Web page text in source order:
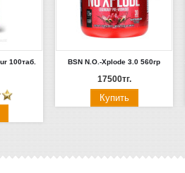
100таб. BSN N.O.-Xplode 3.0 560гр
17500тг.